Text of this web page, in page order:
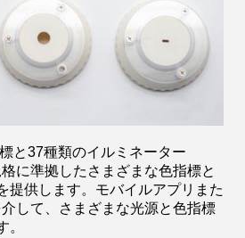
と37種類のイルミネーター
に準拠したさまざまな色指標と
提供します。モバイルアプリまた
して、さまざまな光源と色指標
。